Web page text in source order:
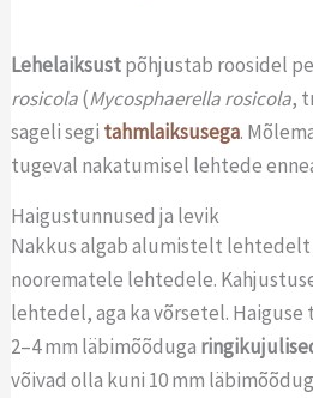
Lehelaiksustpõhjustab roosidel
rosicola(Mycosphaerella rosicola,
sageli segi tahmlaiksusega.
tugeval nakatumisel lehtede
Haigustunnused ja levik
Nakkus algab alumistelt
noorematele lehtedele.
lehtedel, aga ka võrsetel.
2–4 mm läbimõõduga
võivad olla kuni 10 mm